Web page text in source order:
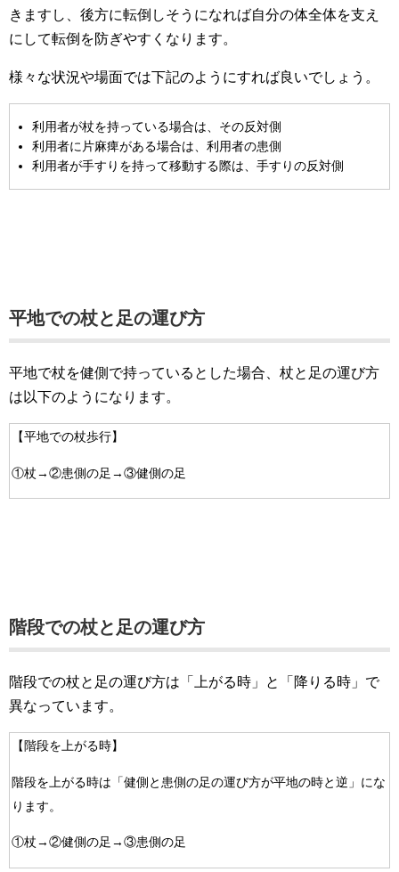
きますし、後方に転倒しそうになれば自分の体全体を支え
にして転倒を防ぎやすくなります。
様々な状況や場面では下記のようにすれば良いでしょう。
利用者が杖を持っている場合は、その反対側
利用者に片麻痺がある場合は、利用者の患側
利用者が手すりを持って移動する際は、手すりの反対側
平地での杖と足の運び方
平地で杖を健側で持っているとした場合、杖と足の運び方
は以下のようになります。
【平地での杖歩行】
①杖→②患側の足→③健側の足
階段での杖と足の運び方
階段での杖と足の運び方は「上がる時」と「降りる時」で
異なっています。
【階段を上がる時】
階段を上がる時は「健側と患側の足の運び方が平地の時と逆」にな
ります。
①杖→②健側の足→③患側の足